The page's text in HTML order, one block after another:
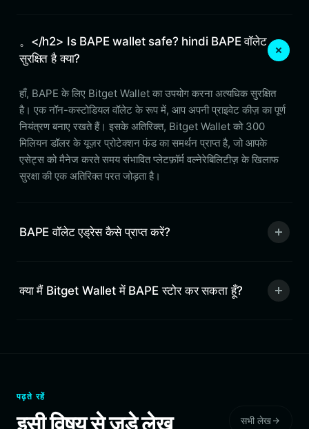
。</h2> Is BAPE wallet safe? hindi BAPE वॉलेट
सुरक्षित है क्या?
हाँ, BAPE के लिए Bitget Wallet का उपयोग करना अत्यधिक सुरक्षित
है। एक नॉन-कस्टोडियल वॉलेट के रूप में, आप अपनी प्राइवेट कीज़ का पूर्ण
नियंत्रण बनाए रखते हैं। इसके अतिरिक्त, Bitget Wallet को 300
मिलियन डॉलर के यूज़र प्रोटेक्शन फंड का समर्थन प्राप्त है, जो आपके
एसेट्स को मैनेज करते समय संभावित प्लेटफ़ॉर्म वल्नेरेबिलिटीज़ के खिलाफ
सुरक्षा की एक अतिरिक्त परत जोड़ता है।
BAPE वॉलेट एड्रेस कैसे प्राप्त करें?
क्या मैं Bitget Wallet में BAPE स्टोर कर सकता हूँ?
पढ़ते रहें
सभी लेख